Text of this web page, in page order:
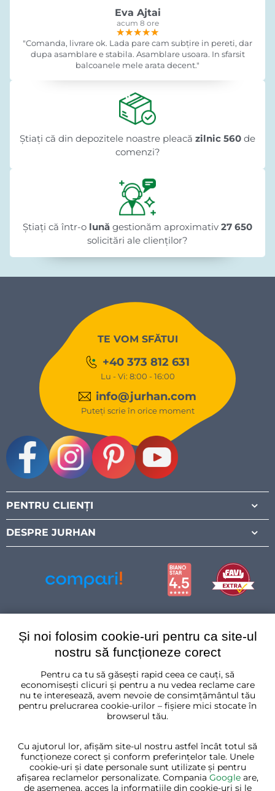
Eva Ajtai
acum 8 ore
★★★★★
★★★★★
★★★★★
"Comanda, livrare ok. Lada pare cam subțire in pereti, dar
dupa asamblare e stabila. Asamblare usoara. In sfarsit
balcoanele mele arata decent."
Știați că din depozitele noastre pleacă zilnic 560 de
comenzi?
Știați că într-o lună gestionăm aproximativ 27 650
solicitări ale clienților?
TE VOM SFĂTUI
+40 373 812 631
Lu - Vi: 8:00 - 16:00
info@jurhan.com
Puteți scrie în orice moment
PENTRU CLIENȚI
DESPRE JURHAN
România
Și noi folosim cookie-uri pentru ca site-ul
nostru să funcționeze corect
Pentru ca tu să găsești rapid ceea ce cauți, să
economisești clicuri și pentru a nu vedea reclame care
nu te interesează, avem nevoie de consimțământul tău
pentru prelucrarea cookie-urilor – fișiere mici stocate în
browserul tău.
Cu ajutorul lor, afișăm site-ul nostru astfel încât totul să
funcționeze corect și conform preferințelor tale. Unele
cookie-uri și date personale sunt utilizate și pentru
afișarea reclamelor personalizate. Compania Google are,
de asemenea, acces la informațiile din cookie-uri și le